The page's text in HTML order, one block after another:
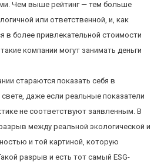
Чем выше рейтинг — тем больше
или ответственной, и, как
в более привлекательной стоимости
компании могут занимать деньги
стараются показать себя в
даже если реальные показатели
не соответствуют заявленным. В
между реальной экологической и
и той картиной, которую
разрыв и есть тот самый ESG-